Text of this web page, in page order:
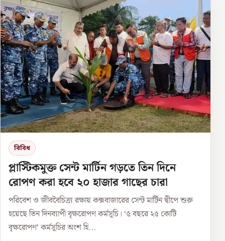
বিবিধ
প্লাস্টিকমুক্ত সেন্ট মার্টিন গড়তে তিন দিনে
রোপণ করা হবে ২০ হাজার গাছের চারা
পরিবেশ ও জীববৈচিত্র্য রক্ষায় কক্সবাজারের সেন্ট মার্টিন দ্বীপে শুরু
হয়েছে তিন দিনব্যাপী বৃক্ষরোপণ কর্মসূচি। ‘৫ বছরে ২৫ কোটি
বৃক্ষরোপণ’ কর্মসূচির অংশ হি...